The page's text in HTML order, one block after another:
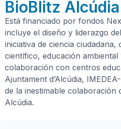
BioBlitz Alcúdia
Está financiado por fondos
incluye el diseño y liderazgo
iniciativa de ciencia
científico, educación
colaboración con centros
Ajuntament d’Alcúdia,
de la inestimable colaboración
Alcúdia.